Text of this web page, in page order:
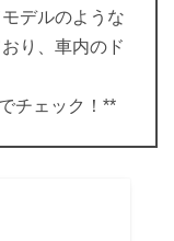
デルのような
り、車内のド
チェック！**